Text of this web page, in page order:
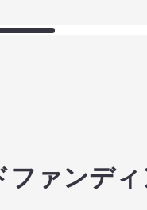
ファンデ